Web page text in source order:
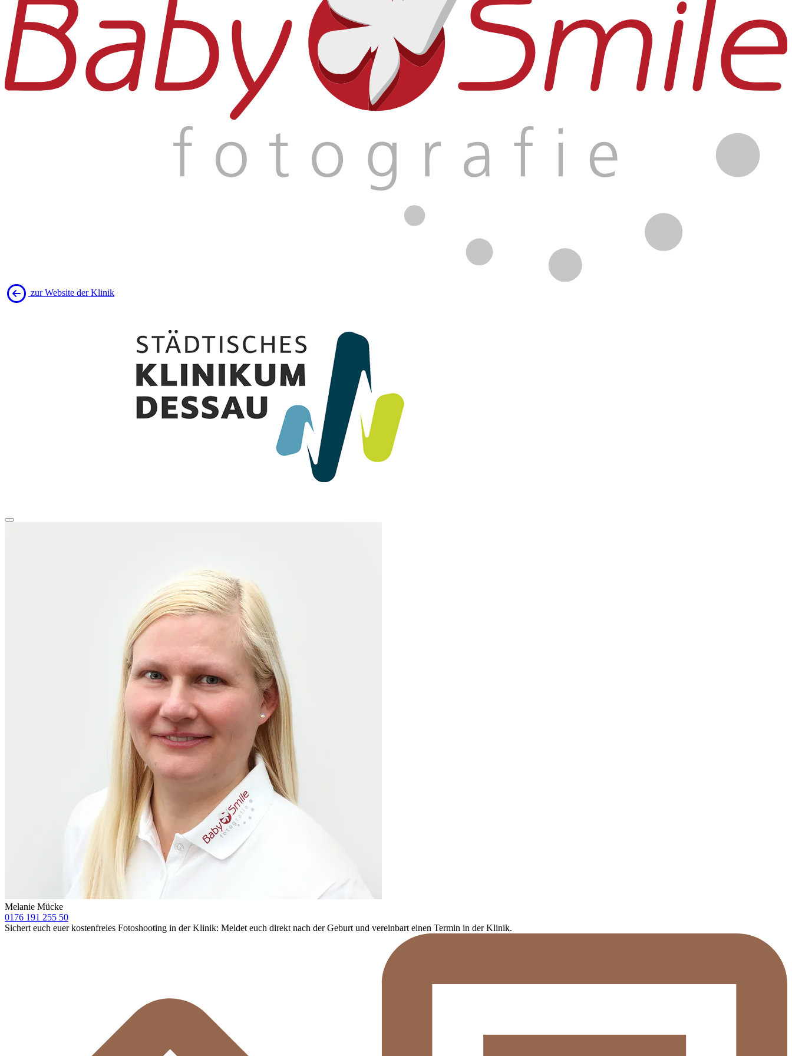
zur Website der Klinik
Melanie Mücke
0176 191 255 50
Sichert euch euer kostenfreies Fotoshooting in der Klinik: Meldet euch direkt nach der Geburt und vereinbart einen Termin in der Klinik.